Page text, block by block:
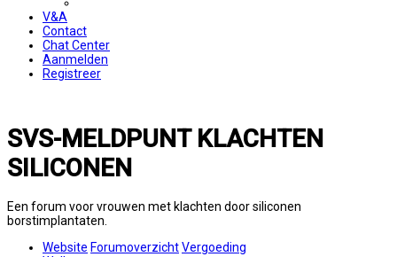
V&A
Contact
Chat Center
Aanmelden
Registreer
SVS-MELDPUNT KLACHTEN
SILICONEN
Een forum voor vrouwen met klachten door siliconen
borstimplantaten.
Website ForumoverzichtVergoeding